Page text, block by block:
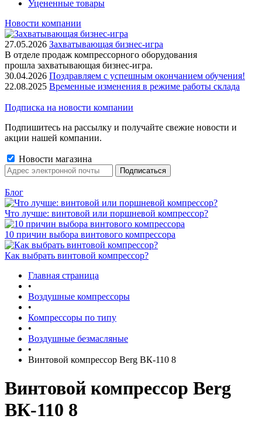
Уцененные товары
Новости компании
27.05.2026 Захватывающая бизнес-игра
В отделе продаж компрессорного оборудования
прошла захватывающая бизнес-игра.
30.04.2026 Поздравляем с успешным окончанием обучения!
22.08.2025 Временные изменения в режиме работы склада
Подписка на новости компании
Подпишитесь на рассылку и получайте свежие новости и
акции нашей компании.
Новости магазина
Блог
Что лучше: винтовой или поршневой компрессор?
10 причин выбора винтового компрессора
Как выбрать винтовой компрессор?
Главная страница
•
Воздушные компрессоры
•
Компрессоры по типу
•
Воздушные безмасляные
•
Винтовой компрессор Berg ВК-110 8
Винтовой компрессор Berg
ВК-110 8